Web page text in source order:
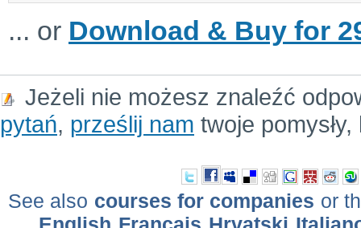
... or Download & Buy for
Jeżeli nie możesz znaleźć
pytań, prześlij nam twoje
See also courses for companies or